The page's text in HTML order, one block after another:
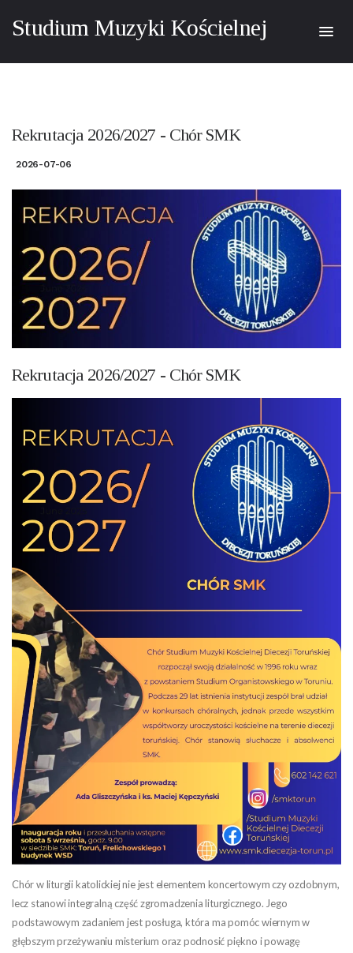
Studium Muzyki Kościelnej
Rekrutacja 2026/2027 - Chór SMK
2026-07-06
Rekrutacja 2026/2027 - Chór SMK
Chór w liturgii katolickiej nie jest elementem koncertowym czy ozdobnym,
lecz stanowi integralną część zgromadzenia liturgicznego. Jego
podstawowym zadaniem jest posługa, która ma pomóc wiernym w
głębszym przeżywaniu misterium oraz podnosić piękno i powagę